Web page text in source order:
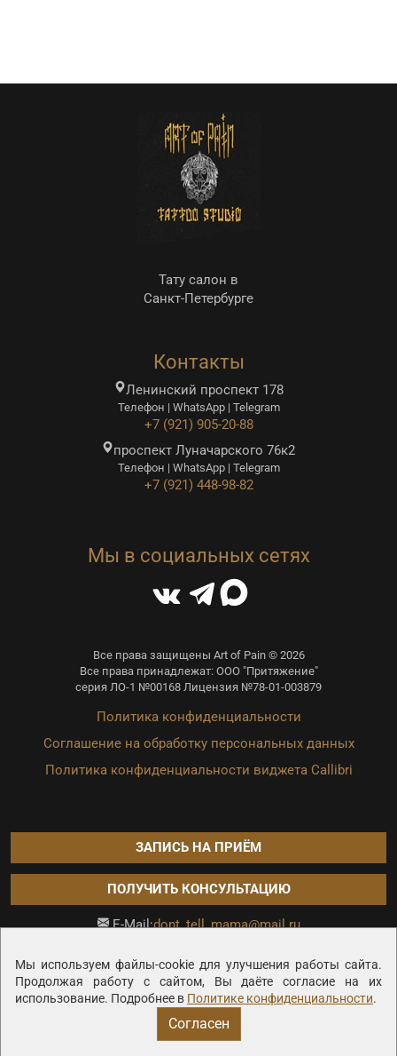
Мы используем файлы-cookie для улучшения работы сайта.
Продолжая работу с сайтом, Вы даёте согласие на их
использование. Подробнее в Политике конфиденциальности.
Согласен
Тату салон в
Санкт-Петербурге
Контакты
Ленинский проспект 178
Телефон | WhatsApp | Telegram
+7 (921) 905-20-88
проспект Луначарского 76к2
Телефон | WhatsApp | Telegram
+7 (921) 448-98-82
Мы в социальных сетях
Все права защищены Art of Pain © 2026
Все права принадлежат: ООО "Притяжение"
серия ЛО-1 №00168 Лицензия №78-01-003879
Политика конфиденциальности
Соглашение на обработку персональных данных
Политика конфиденциальности виджета Callibri
ЗАПИСЬ НА ПРИЁМ
ПОЛУЧИТЬ КОНСУЛЬТАЦИЮ
E-Mail:dont_tell_mama@mail.ru